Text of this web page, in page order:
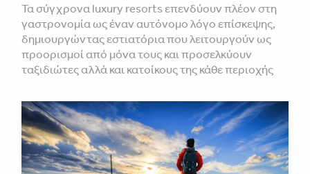
Τα σύγχρονα luxury resorts επενδύουν πλέον στη
γαστρονομία ως έναν αυτόνομο λόγο επίσκεψης,
δημιουργώντας εστιατόρια που λειτουργούν ως
προορισμοί από μόνα τους και προσελκύουν
ταξιδιώτες αλλά και κατοίκους της κάθε περιοχής